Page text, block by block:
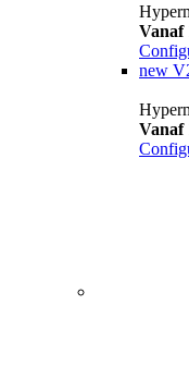
Vanaf
new
Vanaf